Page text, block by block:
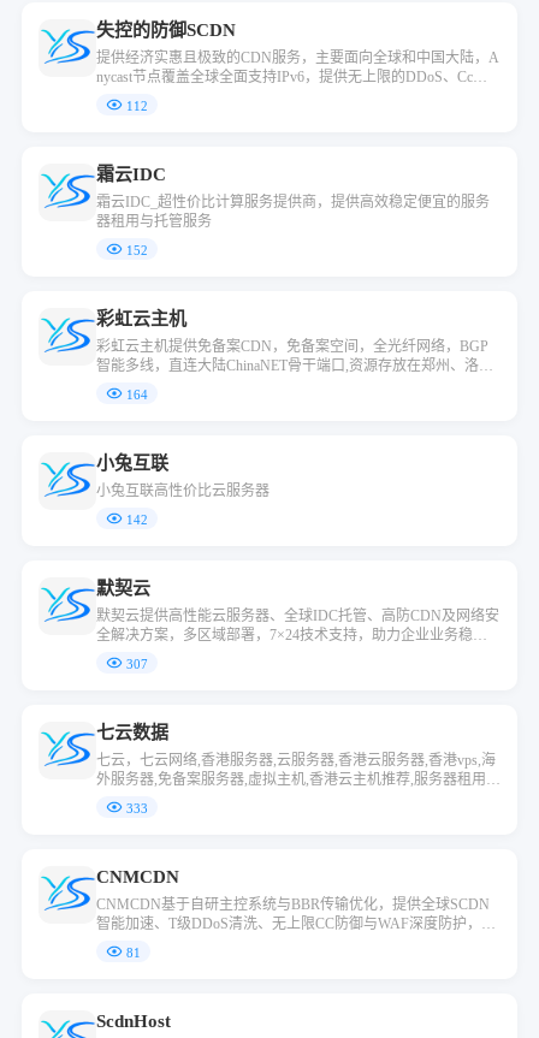
失控的防御SCDN
提供经济实惠且极致的CDN服务，主要面向全球和中国大陆，A
nycast节点覆盖全球全面支持IPv6，提供无上限的DDoS、Cc防
御，高速、高防兼备。
112
霜云IDC
霜云IDC_超性价比计算服务提供商，提供高效稳定便宜的服务
器租用与托管服务
152
彩虹云主机
彩虹云主机提供免备案CDN，免备案空间，全光纤网络，BGP
智能多线，直连大陆ChinaNET骨干端口,资源存放在郑州、洛
阳、洛杉矶、韩国、香港等多个数据中心,已实现所有主机/云服
务器的SSD固态硬盘部署，硬盘读写能力提升5倍，彻底解决高
164
小兔互联
小兔互联高性价比云服务器
142
默契云
默契云提供高性能云服务器、全球IDC托管、高防CDN及网络安
全解决方案，多区域部署，7×24技术支持，助力企业业务稳定
运行与全球拓展。
307
七云数据
七云，七云网络,香港服务器,云服务器,香港云服务器,香港vps,海
外服务器,免备案服务器,虚拟主机,香港云主机推荐,服务器租用托
管,香港空间,域名注册,免费域名,外贸网站服务器,企业出海,美国
云服务器,vps服务器,高防服务器,高防物理机,显卡云,bgp云服务
333
CNMCDN
CNMCDN基于自研主控系统与BBR传输优化，提供全球SCDN
智能加速、T级DDoS清洗、无上限CC防御与WAF深度防护，支
持域名自动过白与一键接入，所有套餐均可免费体验。
81
ScdnHost